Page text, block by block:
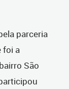
parceria
foi a
São